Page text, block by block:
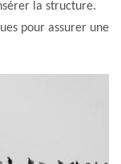
la structure.
pour assurer une